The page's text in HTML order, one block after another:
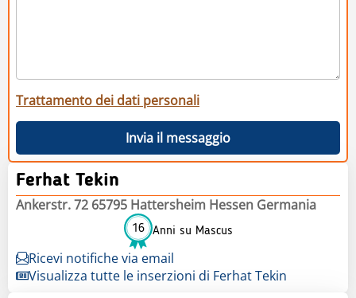
Trattamento dei dati personali
Invia il messaggio
Ferhat Tekin
Ankerstr. 72 65795 Hattersheim Hessen Germania
16 Anni su Mascus
Ricevi notifiche via email
Visualizza tutte le inserzioni di Ferhat Tekin